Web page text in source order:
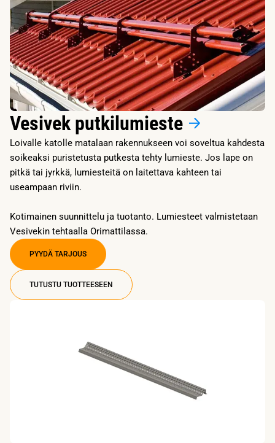
Vesivek putkilumieste
Loivalle katolle matalaan rakennukseen voi soveltua kahdesta
soikeaksi puristetusta putkesta tehty lumieste. Jos lape on
pitkä tai jyrkkä, lumiesteitä on laitettava kahteen tai
useampaan riviin.
Kotimainen suunnittelu ja tuotanto. Lumiesteet valmistetaan
Vesivekin tehtaalla Orimattilassa.
PYYDÄ TARJOUS
TUTUSTU TUOTTEESEEN